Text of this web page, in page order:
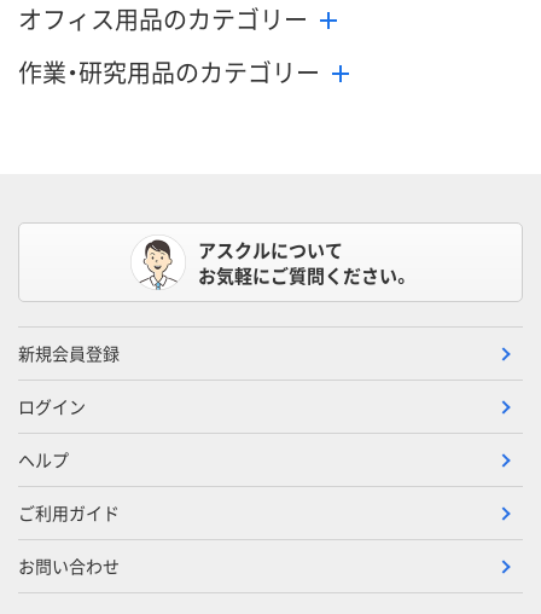
オフィス用品のカテゴリー
作業・研究用品のカテゴリー
アスクルについて
お気軽にご質問ください。
新規会員登録
ログイン
ヘルプ
ご利用ガイド
お問い合わせ